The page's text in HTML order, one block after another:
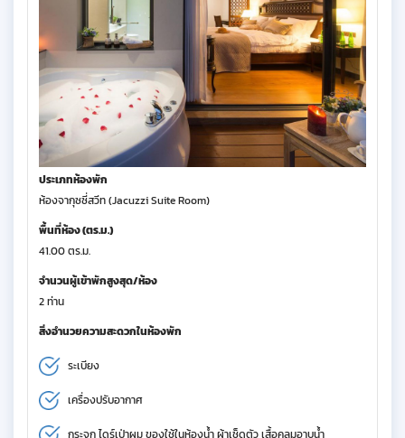
ประเภทห้องพัก
ห้องจากุซซี่สวีท (Jacuzzi Suite Room)
พื้นที่ห้อง (ตร.ม.)
41.00 ตร.ม.
จำนวนผู้เข้าพักสูงสุด/ห้อง
2 ท่าน
สิ่งอำนวยความสะดวกในห้องพัก
ระเบียง
เครื่องปรับอากาศ
กระจก ไดร์เป่าผม ของใช้ในห้องน้ำ ผ้าเช็ดตัว เสื้อคลุมอาบน้ำ